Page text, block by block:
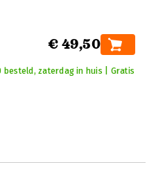
€ 49,50
besteld, zaterdag in huis | Gratis